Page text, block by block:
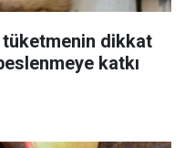
tüketmenin dikkat
katkı